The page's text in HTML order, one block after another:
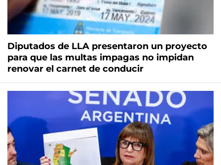
Diputados de LLA presentaron un proyecto
para que las multas impagas no impidan
renovar el carnet de conducir